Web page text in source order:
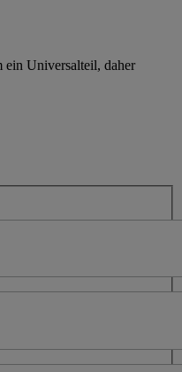
ein Universalteil, daher